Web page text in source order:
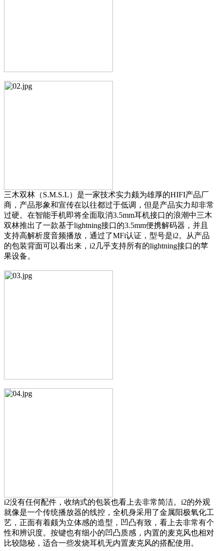
三木双林（S.M.S.L）是一家技术实力颇为雄厚的HIFI产品厂
商，产品形象和宣传在以往都过于低调，但是产品实力却非常
过硬。在智能手机即将全面取消3.5mm耳机接口的浪潮中三木
双林推出了一款基于lightning接口的3.5mm便携解码器，并且
支持高解析度音频播放，通过了MFi认证，型号是i2。从产品
的包装背面可以看出来，i2几乎支持所有的lightning接口的苹
果设备。
i2没有任何配件，收纳式的包装也看上去非常简洁。i2的外观
就像是一个传统播放器的线控，全机身采用了金属阳极氧化工
艺，正面有着颇为立体感的造型，凹凸有致，看上去非常有个
性和辨识度。按键也有细小的凹凸质感，内置的麦克风也相对
比较隐秘，适合一些发烧耳机无内置麦克风的搭配使用。